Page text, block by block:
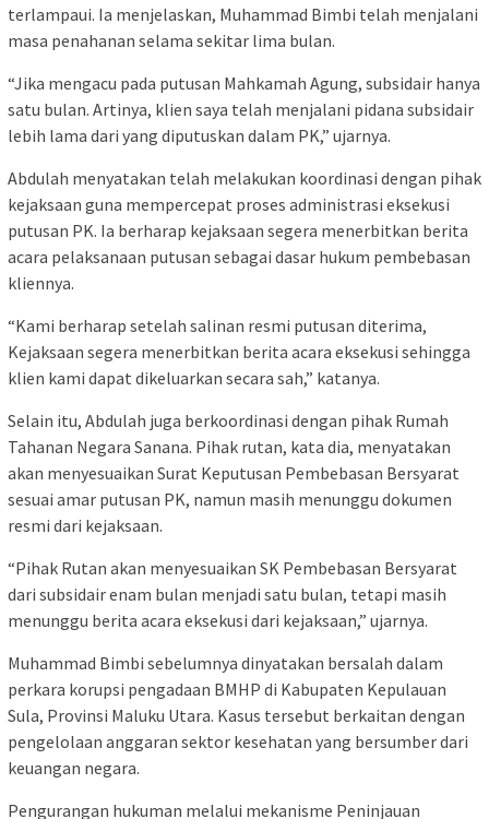
terlampaui. Ia menjelaskan, Muhammad Bimbi telah menjalani
masa penahanan selama sekitar lima bulan.
“Jika mengacu pada putusan Mahkamah Agung, subsidair hanya
satu bulan. Artinya, klien saya telah menjalani pidana subsidair
lebih lama dari yang diputuskan dalam PK,” ujarnya.
Abdulah menyatakan telah melakukan koordinasi dengan pihak
kejaksaan guna mempercepat proses administrasi eksekusi
putusan PK. Ia berharap kejaksaan segera menerbitkan berita
acara pelaksanaan putusan sebagai dasar hukum pembebasan
kliennya.
“Kami berharap setelah salinan resmi putusan diterima,
Kejaksaan segera menerbitkan berita acara eksekusi sehingga
klien kami dapat dikeluarkan secara sah,” katanya.
Selain itu, Abdulah juga berkoordinasi dengan pihak Rumah
Tahanan Negara Sanana. Pihak rutan, kata dia, menyatakan
akan menyesuaikan Surat Keputusan Pembebasan Bersyarat
sesuai amar putusan PK, namun masih menunggu dokumen
resmi dari kejaksaan.
“Pihak Rutan akan menyesuaikan SK Pembebasan Bersyarat
dari subsidair enam bulan menjadi satu bulan, tetapi masih
menunggu berita acara eksekusi dari kejaksaan,” ujarnya.
Muhammad Bimbi sebelumnya dinyatakan bersalah dalam
perkara korupsi pengadaan BMHP di Kabupaten Kepulauan
Sula, Provinsi Maluku Utara. Kasus tersebut berkaitan dengan
pengelolaan anggaran sektor kesehatan yang bersumber dari
keuangan negara.
Pengurangan hukuman melalui mekanisme Peninjauan